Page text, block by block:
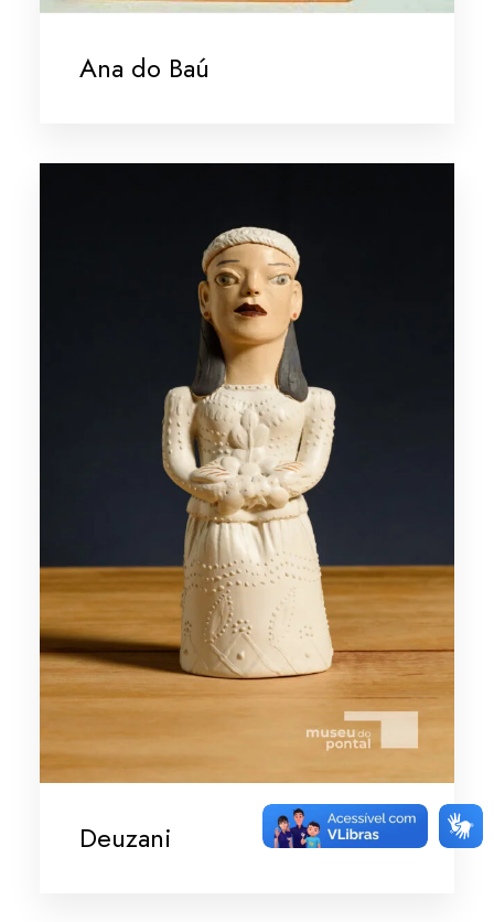
Ana do Baú
Deuzani